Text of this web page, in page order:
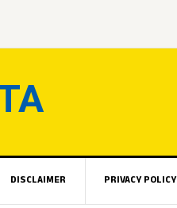
DISCLAIMER PRIVACY POLICY